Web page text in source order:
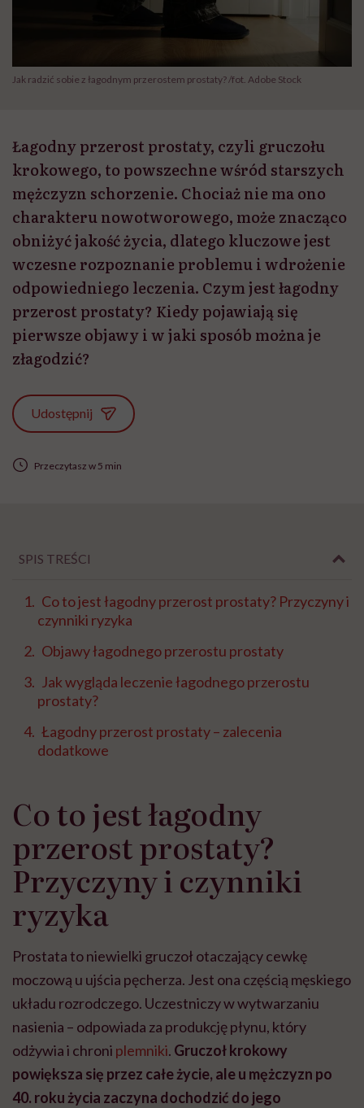
Jak radzić sobie z łagodnym przerostem prostaty? /fot. Adobe Stock
Łagodny przerost prostaty, czyli gruczołu
krokowego, to powszechne wśród starszych
mężczyzn schorzenie. Chociaż nie ma ono
charakteru nowotworowego, może znacząco
obniżyć jakość życia, dlatego kluczowe jest
wczesne rozpoznanie problemu i wdrożenie
odpowiedniego leczenia. Czym jest łagodny
przerost prostaty? Kiedy pojawiają się
pierwsze objawy i w jaki sposób można je
złagodzić?
Udostępnij
Przeczytasz w 5 min
SPIS TREŚCI
Co to jest łagodny przerost prostaty? Przyczyny i
czynniki ryzyka
Objawy łagodnego przerostu prostaty
Jak wygląda leczenie łagodnego przerostu
prostaty?
Łagodny przerost prostaty – zalecenia
dodatkowe
Co to jest łagodny
przerost prostaty?
Przyczyny i czynniki
ryzyka
Prostata to niewielki gruczoł otaczający cewkę
moczową u ujścia pęcherza. Jest ona częścią męskiego
układu rozrodczego. Uczestniczy w wytwarzaniu
nasienia – odpowiada za produkcję płynu, który
odżywia i chroni plemniki. Gruczoł krokowy
powiększa się przez całe życie, ale u mężczyzn po
40. roku życia zaczyna dochodzić do jego